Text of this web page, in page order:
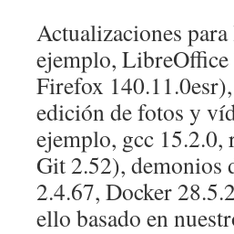
Actualizaciones
ejemplo, LibreOffice
Firefox
edición de fotos y
ejemplo, gcc 15.2.0,
Git 2.52), demonios
2.4.67, Docker
ello basado en